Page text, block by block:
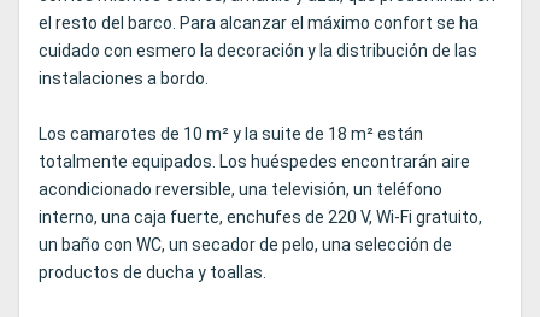
el resto del barco. Para alcanzar el máximo confort se ha
cuidado con esmero la decoración y la distribución de las
instalaciones a bordo.
Los camarotes de 10 m² y la suite de 18 m² están
totalmente equipados. Los huéspedes encontrarán aire
acondicionado reversible, una televisión, un teléfono
interno, una caja fuerte, enchufes de 220 V, Wi-Fi gratuito,
un baño con WC, un secador de pelo, una selección de
productos de ducha y toallas.